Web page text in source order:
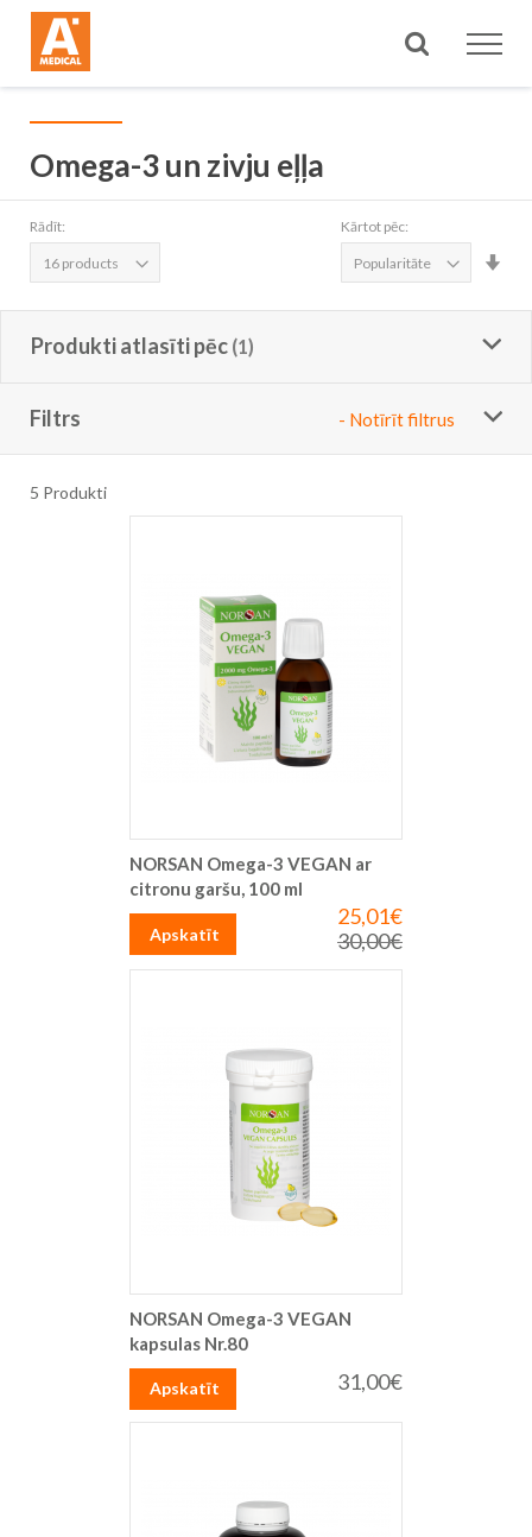
Meklēt
Omega-3 un zivju eļļa
Rādīt: Kārtot pēc:
Produkti atlasīti pēc
Filtrs - Notīrīt filtrus
5 Produkti
NORSAN Omega-3 VEGAN ar
citronu garšu, 100 ml
Īpaša
cena
25,01€
Parastā
cena
30,00€
Apskatīt
NORSAN Omega-3 VEGAN
kapsulas Nr.80
31,00€
Apskatīt